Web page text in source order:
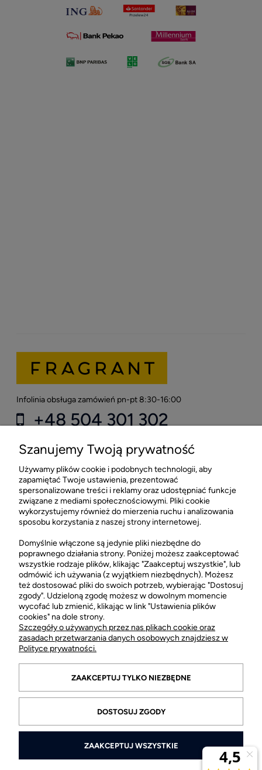
Infolinia obsługa zamówień pn-pt 8:30-16:00
+48 504 301 302
Sklep stacjonarny FRAGRANT
CH Łopuszańska 22 Lokal G03
02-220 Warszawa
Sklep stacjonarny FRAGRANT +48 505 021 505
POMOC
MOJE KONTO
© 2026 fragrant.pl. Wszelkie prawa zastrzeżone.
Szanujemy Twoją prywatność
Używamy plików cookie i podobnych technologii, aby
zapamiętać Twoje ustawienia, prezentować
spersonalizowane treści i reklamy oraz udostępniać funkcje
związane z mediami społecznościowymi. Pliki cookie
wykorzystujemy również do mierzenia ruchu i analizowania
sposobu korzystania z naszej strony internetowej.
Domyślnie włączone są jedynie pliki niezbędne do
poprawnego działania strony. Poniżej możesz zaakceptować
wszystkie rodzaje plików, klikając "Zaakceptuj wszystkie", lub
odmówić ich używania (z wyjątkiem niezbędnych). Możesz
też dostosować pliki do swoich potrzeb, wybierając "Dostosuj
zgody". Udzieloną zgodę możesz w dowolnym momencie
wycofać lub zmienić, klikając w link "Ustawienia plików
cookies" na dole strony.
Szczegóły o używanych przez nas plikach cookie oraz
zasadach przetwarzania danych osobowych znajdziesz w
Polityce prywatności.
ZAAKCEPTUJ TYLKO NIEZBĘDNE
DOSTOSUJ ZGODY
ZAAKCEPTUJ WSZYSTKIE